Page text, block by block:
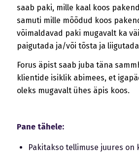
saab paki, mille kaal koos
samuti mille mõõdud koos
võimaldavad paki mugavalt ka
paigutada ja/või tõsta ja
Forus äpist saab juba täna
klientide isiklik abimees, et
oleks mugavalt ühes äpis koos.
Pane tähele:
Pakitakso tellimuse juures on